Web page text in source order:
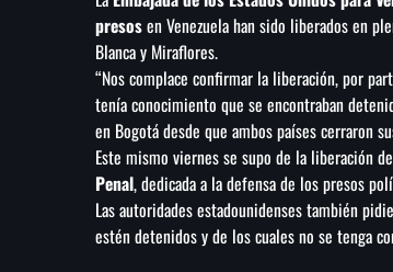
presosen Venezuela han sido liberados en
Blanca y Miraflores.
“Nos complace confirmar la liberación, por
tenía conocimiento que se encontraban
en Bogotá desde que ambos países cerraron
Este mismo viernes se supo de la liberación
Penal, dedicada a la defensa de los presos
Las autoridades estadounidenses también
estén detenidos y de los cuales no se tenga